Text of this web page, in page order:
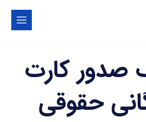
صدور کارت
حقوقی